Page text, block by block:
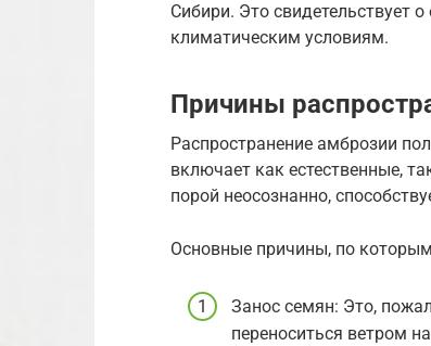
Сибири. Это свидетельствует
климатическим условиям.
Причины
Распространение амброзии
включает как естественные,
порой неосознанно,
Основные причины, по
Занос семян: Это,
переноситься ветром